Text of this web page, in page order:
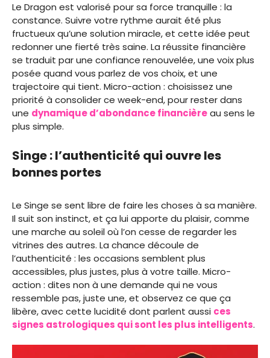
Le Dragon est valorisé pour sa force tranquille : la
constance. Suivre votre rythme aurait été plus
fructueux qu’une solution miracle, et cette idée peut
redonner une fierté très saine. La réussite financière
se traduit par une confiance renouvelée, une voix plus
posée quand vous parlez de vos choix, et une
trajectoire qui tient. Micro-action : choisissez une
priorité à consolider ce week-end, pour rester dans
une dynamique d’abondance financièreau sens le
plus simple.
Singe : l’authenticité qui ouvre les
bonnes portes
Le Singe se sent libre de faire les choses à sa manière.
Il suit son instinct, et ça lui apporte du plaisir, comme
une marche au soleil où l’on cesse de regarder les
vitrines des autres. La chance découle de
l’authenticité : les occasions semblent plus
accessibles, plus justes, plus à votre taille. Micro-
action : dites non à une demande qui ne vous
ressemble pas, juste une, et observez ce que ça
libère, avec cette lucidité dont parlent aussi ces
signes astrologiques qui sont les plus intelligents.